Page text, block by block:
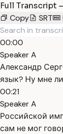
Full Transcript
Copy
SRT
00:00
Speaker A
Александр
язык? Ну мне
00:21
Speaker A
Российской
сам не мог